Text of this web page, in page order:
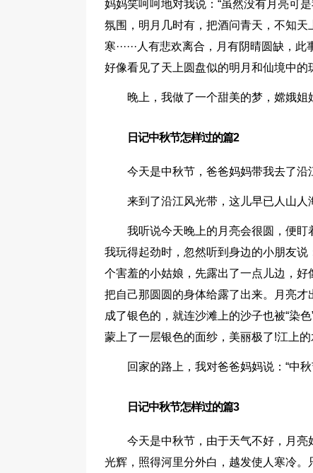
妈妈笑呵呵地对我说：“虽然没有月亮可
氛围，明月几时有，把酒问青天，不知
寒······人有悲欢离合，月有阴晴圆缺，
好像看见了天上圆盘似的明月和仙境中的
晚上，我做了一个甜美的梦，嫦娥
日记中秋节怎样过的篇2
今天是中秋节，爸爸妈妈带我去了沿
来到了沿江风光带，这儿早已人山人
我听说今天晚上的月亮会很圆，便
我玩得起劲时，忽然听到身边的小朋友说
个害羞的小姑娘，先露出了一点儿边，
把自己那圆圆的身体给露了出来。月亮
成了银色的，就连沙滩上的沙子也被“染
蒙上了一层银色的面纱，美丽极了!江上
回家的路上，我对爸爸妈妈说：“中
日记中秋节怎样过的篇3
今天是中秋节，由于天气不好，月
光辉，照得河里分外白，越发使人寒冷